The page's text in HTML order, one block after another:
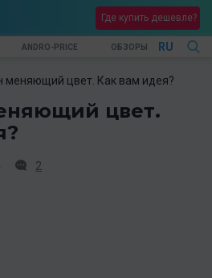
Где купить дешевле?
ANDRO-PRICE ОБЗОРЫ RU
меняющий цвет. Как вам идея?
цвет.
2